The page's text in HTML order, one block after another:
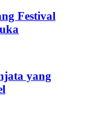
Festival
yang